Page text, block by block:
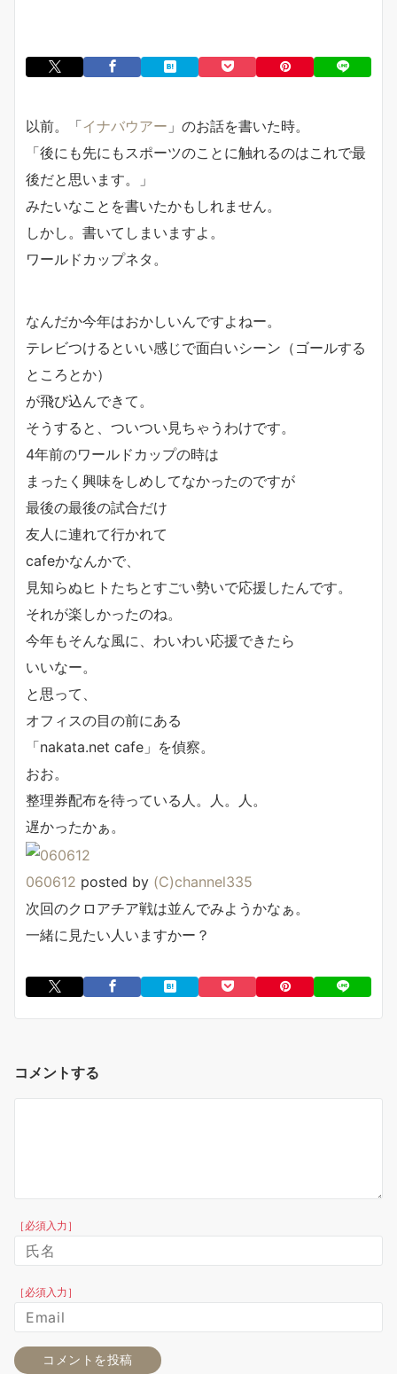
以前。「イナバウアー 」のお話を書いた時。
「後にも先にもスポーツのことに触れるのはこれで最
後だと思います。」
みたいなことを書いたかもしれません。
しかし。書いてしまいますよ。
ワールドカップネタ。
なんだか今年はおかしいんですよねー。
テレビつけるといい感じで面白いシーン（ゴールする
ところとか）
が飛び込んできて。
そうすると、ついつい見ちゃうわけです。
4年前のワールドカップの時は
まったく興味をしめしてなかったのですが
最後の最後の試合だけ
友人に連れて行かれて
cafeかなんかで、
見知らぬヒトたちとすごい勢いで応援したんです。
それが楽しかったのね。
今年もそんな風に、わいわい応援できたら
いいなー。
と思って、
オフィスの目の前にある
「nakata.net cafe」を偵察。
おお。
整理券配布を待っている人。人。人。
遅かったかぁ。
060612 posted by (C)channel335
次回のクロアチア戦は並んでみようかなぁ。
一緒に見たい人いますかー？
コメントする
［必須入力］
［必須入力］